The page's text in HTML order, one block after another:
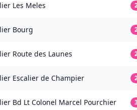
Les Meles
Bourg
Route des Launes
Escalier de Champier
Bd Lt Colonel Marcel Pourchier